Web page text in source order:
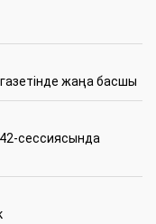
жаңа басшы
сессиясында